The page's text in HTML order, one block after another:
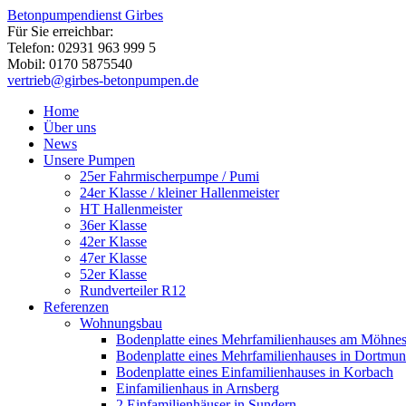
Betonpumpendienst Girbes
Für Sie erreichbar:
Telefon: 02931 963 999 5
Mobil: 0170 5875540
vertrieb@girbes-betonpumpen.de
Home
Über uns
News
Unsere Pumpen
25er Fahrmischerpumpe / Pumi
24er Klasse / kleiner Hallenmeister
HT Hallenmeister
36er Klasse
42er Klasse
47er Klasse
52er Klasse
Rundverteiler R12
Referenzen
Wohnungsbau
Bodenplatte eines Mehrfamilienhauses am
Bodenplatte eines Mehrfamilienhauses in
Bodenplatte eines Einfamilienhauses in Korbach
Einfamilienhaus in Arnsberg